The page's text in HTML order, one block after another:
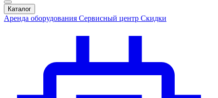
Каталог
Аренда оборудования Сервисный центр Скидки